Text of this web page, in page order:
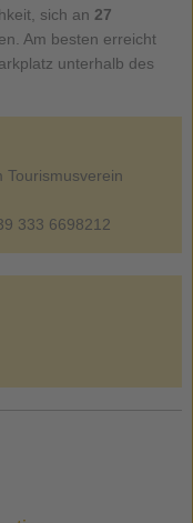
sich an 27
Am besten erreicht
unterhalb des
Tourismusverein
333 6698212